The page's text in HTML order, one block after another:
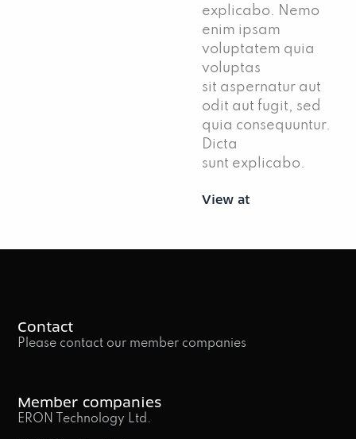
explicabo. Nemo
enim ipsam
voluptatem quia
voluptas
sit aspernatur aut
odit aut fugit, sed
quia consequuntur.
Dicta
sunt explicabo.
View at
Contact
Please contact our member companies
Member companies
ERON Technology Ltd.